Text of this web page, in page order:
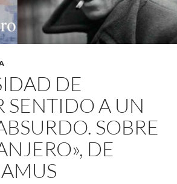
DE
SENTIDO A UN
SOBRE
DE